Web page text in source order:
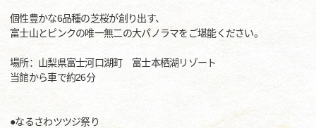
個性豊かな6品種の芝桜が創り出す、
富士山とピンクの唯一無二の大パノラマをご堪能ください。
場所：山梨県富士河口湖町 富士本栖湖リゾート
当館から車で約26分
●なるさわツツジ祭り